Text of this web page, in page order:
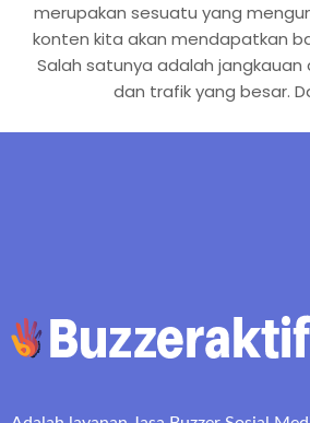
merupakan sesuatu yang
konten kita akan mendapatkan
Salah satunya adalah jangkauan
dan trafik yang besar.